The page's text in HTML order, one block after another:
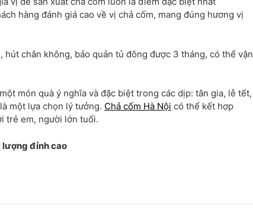
hàng đánh giá cao về vị chả cốm, mang đúng hương vị
hút chân không, bảo quản tủ đông được 3 tháng, có thể vận
món quà ý nghĩa và đặc biệt trong các dịp: tân gia, lễ tết,
là một lựa chọn lý tưởng. Chả cốm Hà Nội có thể kết hợp
trẻ em, người lớn tuổi.
lượng đỉnh cao